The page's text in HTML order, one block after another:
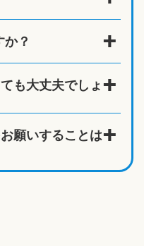
？
も大丈夫でしょ
願いすることは